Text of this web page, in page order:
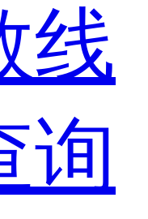
线
询